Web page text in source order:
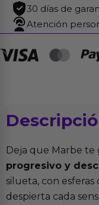
30 días de
Atención
Deja que Marbe te
progresivo y
silueta, con
despierta cada